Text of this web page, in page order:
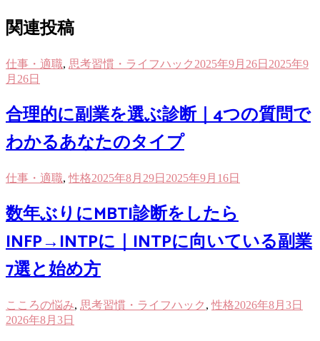
関連投稿
仕事・適職, 思考習慣・ライフハック 2025年9月26日 2025年9
月26日
合理的に副業を選ぶ診断｜4つの質問で
わかるあなたのタイプ
仕事・適職,性格2025年8月29日 2025年9月16日
数年ぶりにMBTI診断をしたら
INFP→INTPに｜INTPに向いている副業
7選と始め方
こころの悩み, 思考習慣・ライフハック ,性格2026年8月3日
2026年8月3日